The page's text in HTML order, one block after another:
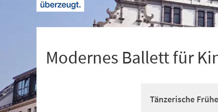
Modernes Ballett für
Tänzerische